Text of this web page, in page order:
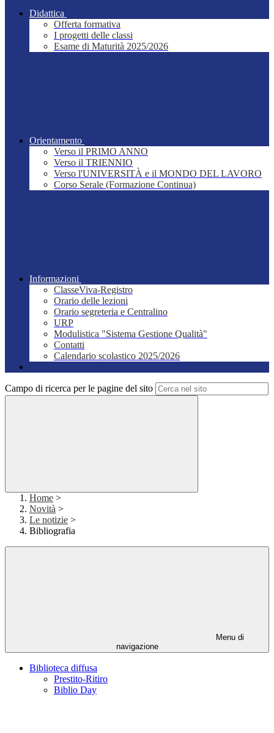
Didattica
Offerta formativa
I progetti delle classi
Esame di Maturità 2025/2026
Orientamento
Verso il PRIMO ANNO
Verso il TRIENNIO
Verso l'UNIVERSITÀ e il MONDO DEL LAVORO
Corso Serale (Formazione Continua)
Informazioni
ClasseViva-Registro
Orario delle lezioni
Orario segreteria e Centralino
URP
Modulistica "Sistema Gestione Qualità"
Contatti
Calendario scolastico 2025/2026
Campo di ricerca per le pagine del sito
Home >
Novità >
Le notizie >
Bibliografia
Menu di
navigazione
Biblioteca diffusa
Prestito-Ritiro
Biblio Day